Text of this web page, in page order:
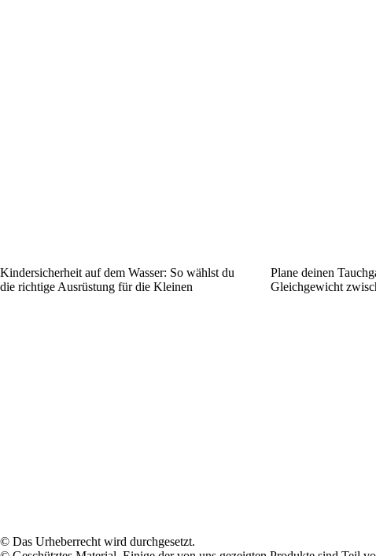
Kindersicherheit auf dem Wasser: So wählst du
die richtige Ausrüstung für die Kleinen
Plane deinen
Gleichgewicht
© Das Urheberrecht wird durchgesetzt.